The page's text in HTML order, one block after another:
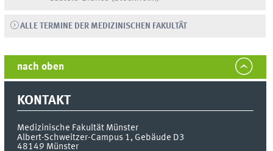
ALLE TERMINE DER MEDIZINISCHEN FAKULTÄT
nach oben
KONTAKT
Medizinische Fakultät Münster
Albert-Schweitzer-Campus 1, Gebäude D3
48149 Münster